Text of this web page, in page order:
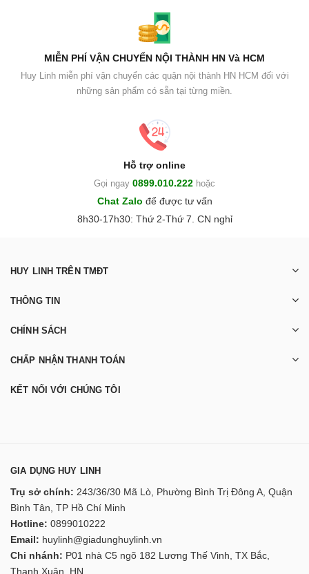
MIỄN PHÍ VẬN CHUYỂN NỘI THÀNH HN Và HCM
Huy Linh miễn phí vận chuyển các quận nội thành HN HCM đối với
những sản phẩm có sẵn tại từng miền.
Hỗ trợ online
Gọi ngay 0899.010.222 hoặc
Chat Zalo để được tư vấn
8h30-17h30: Thứ 2-Thứ 7. CN nghỉ
HUY LINH TRÊN TMĐT
THÔNG TIN
CHÍNH SÁCH
CHẤP NHẬN THANH TOÁN
KẾT NỐI VỚI CHÚNG TÔI
GIA DỤNG HUY LINH
Trụ sở chính: 243/36/30 Mã Lò, Phường Bình Trị Đông A, Quận
Bình Tân, TP Hồ Chí Minh
Hotline: 0899010222
Email: huylinh@giadunghuylinh.vn
Chi nhánh: P01 nhà C5 ngõ 182 Lương Thế Vinh, TX Bắc,
Thanh Xuân, HN